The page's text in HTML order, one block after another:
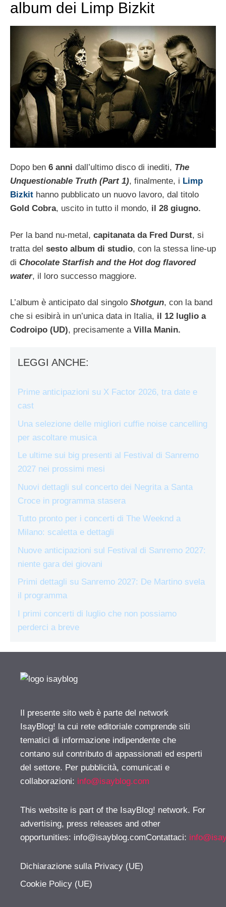
album dei Limp Bizkit
Dopo ben 6 anni dall’ultimo disco di inediti, The
Unquestionable Truth (Part 1), finalmente, i Limp
Bizkit hanno pubblicato un nuovo lavoro, dal titolo
Gold Cobra, uscito in tutto il mondo, il 28 giugno.
Per la band nu-metal, capitanata da Fred Durst, si
tratta del sesto album di studio, con la stessa line-up
di Chocolate Starfish and the Hot dog flavored
water, il loro successo maggiore.
L’album è anticipato dal singolo Shotgun, con la band
che si esibirà in un’unica data in Italia, il 12 luglio a
Codroipo (UD), precisamente a Villa Manin.
LEGGI ANCHE:
Prime anticipazioni su X Factor 2026, tra date e
cast
Una selezione delle migliori cuffie noise cancelling
per ascoltare musica
Le ultime sui big presenti al Festival di Sanremo
2027 nei prossimi mesi
Nuovi dettagli sul concerto dei Negrita a Santa
Croce in programma stasera
Tutto pronto per i concerti di The Weeknd a
Milano: scaletta e dettagli
Nuove anticipazioni sul Festival di Sanremo 2027:
niente gara dei giovani
Primi dettagli su Sanremo 2027: De Martino svela
il programma
I primi concerti di luglio che non possiamo
perderci a breve
Il presente sito web è parte del network
IsayBlog! la cui rete editoriale comprende siti
tematici di informazione indipendente che
contano sul contributo di appassionati ed esperti
del settore. Per pubblicità, comunicati e
collaborazioni: info@isayblog.com
This website is part of the IsayBlog! network. For
advertising, press releases and other
opportunities: info@isayblog.comContattaci:
Dichiarazione sulla Privacy (UE)
Cookie Policy (UE)